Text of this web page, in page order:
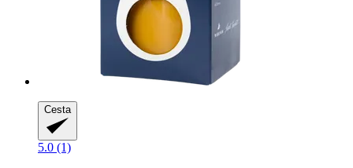
Cesta
5.0 (1)